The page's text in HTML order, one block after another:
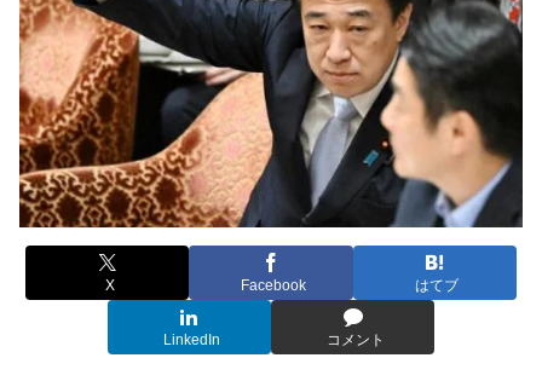
X Facebook はてブ
LinkedIn コメント